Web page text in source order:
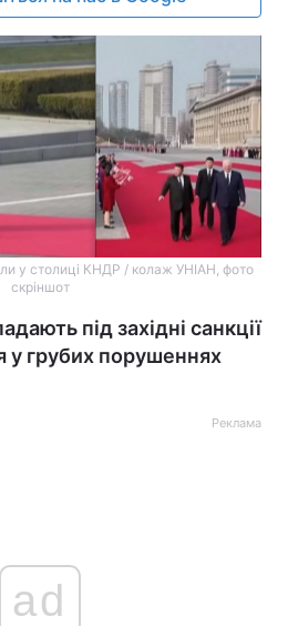
у столиці КНДР / колаж УНІАН, фото
скріншот
під західні санкції
у грубих порушеннях
Реклама
ad